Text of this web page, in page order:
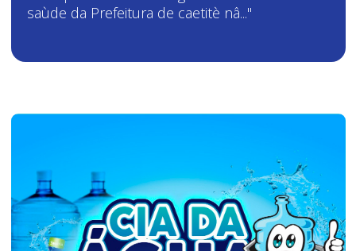
saùde da Prefeitura de caetitè nâ..."